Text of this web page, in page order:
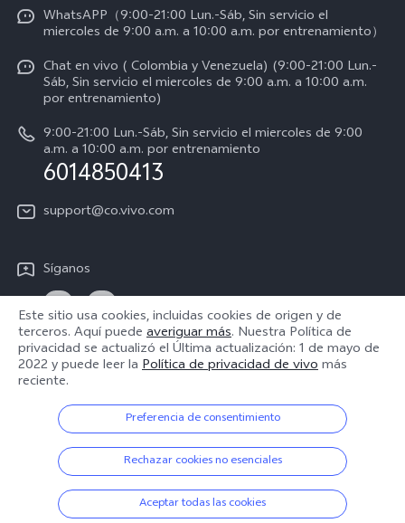
Servicio de logística
Progreso de la reparación
Avisos legales
Sostenibilidad
Centro de privacidad de vivo
Accesibilidad
WhatsAPP（9:00-21:00 Lun.-Sáb, Sin servicio el
miercoles de 9:00 a.m. a 10:00 a.m. por entrenamiento）
Chat en vivo ( Colombia y Venezuela) (9:00-21:00 Lun.-
Sáb, Sin servicio el miercoles de 9:00 a.m. a 10:00 a.m.
por entrenamiento)
9:00-21:00 Lun.-Sáb, Sin servicio el miercoles de 9:00
a.m. a 10:00 a.m. por entrenamiento
6014850413
support@co.vivo.com
Síganos
Colombia | Seleccione país/región
© 2026 vivo Mobile Communication Co., Ltd. Todos los derechos
reservados.
Política de Privacidad | Política de cookies | Soporte de privacidad
Configuración de cookies
Este sitio usa cookies, incluidas cookies de origen y de
terceros. Aquí puede averiguar más. Nuestra Política de
privacidad se actualizó el Última actualización: 1 de mayo de
2022 y puede leer la Política de privacidad de vivomás
reciente.
Preferencia de consentimiento
Rechazar cookies no esenciales
Aceptar todas las cookies